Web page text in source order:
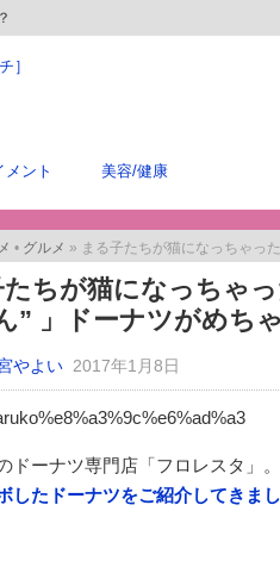
］
メント 美容/健康
• グルメ » まる子たちが猫になっちゃった!!
たちが猫になっちゃ
” 」ドーナツがめち
やよい 2017年1月8日
ドーナツ専門店「フロレスタ」
したドーナツをご紹介してきま